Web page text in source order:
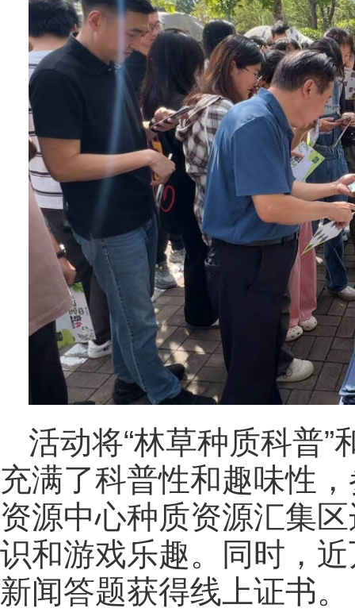
活动将“林草种质科普
充满了科普性和趣味性
资源中心种质资源汇集
识和游戏乐趣。同时，
新闻答题获得线上证书。